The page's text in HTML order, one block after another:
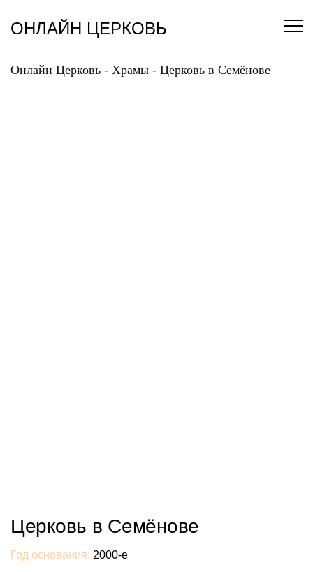
содержанию
ОНЛАЙН ЦЕРКОВЬ
Онлайн Церковь - Храмы - Церковь в Семёнове
Церковь в Семёнове
Год основания: 2000-е